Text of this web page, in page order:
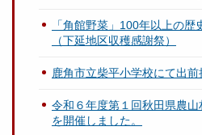
「角館野菜」100年以上の
（下延地区収穫感謝祭）
鹿角市立柴平小学校にて出
令和６年度第１回秋田県農
を開催しました。